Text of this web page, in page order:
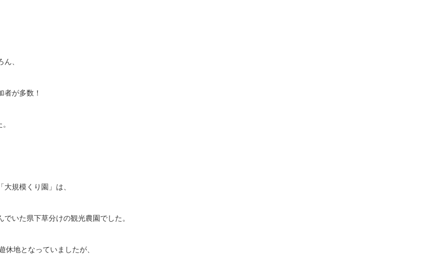
、
が多数！
規模くり園」は、
いた県下草分けの観光農園でした。
地となっていましたが、